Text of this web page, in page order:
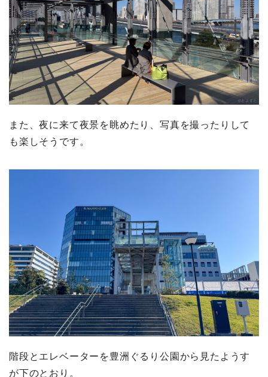
また、夜に来て夜景を眺めたり、写真を撮ったりして
も楽しそうです。
階段とエレベーターを豊洲ぐるり公園から見たようす
が下のとおり。